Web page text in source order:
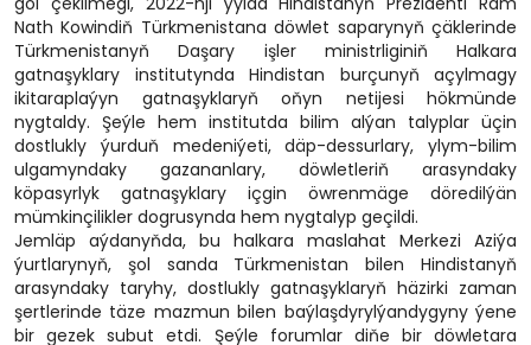
Nath Kowindiň Türkmenistana döwlet saparynyň çäklerinde
Türkmenistanyň Daşary işler ministrliginiň Halkara
gatnaşyklary institutynda Hindistan burçunyň açylmagy
ikitaraplaýyn gatnaşyklaryň oňyn netijesi hökmünde
nygtaldy. Şeýle hem institutda bilim alýan talyplar üçin
dostlukly ýurduň medeniýeti, däp-dessurlary, ylym-bilim
ulgamyndaky gazananlary, döwletleriň arasyndaky
köpasyrlyk gatnaşyklary içgin öwrenmäge döredilýän
mümkinçilikler dogrusynda hem nygtalyp geçildi.
Jemläp aýdanyňda, bu halkara maslahat Merkezi Aziýa
ýurtlarynyň, şol sanda Türkmenistan bilen Hindistanyň
arasyndaky taryhy, dostlukly gatnaşyklaryň häzirki zaman
şertlerinde täze mazmun bilen baýlaşdyrylýandygyny ýene
bir gezek subut etdi. Şeýle forumlar diňe bir döwletara